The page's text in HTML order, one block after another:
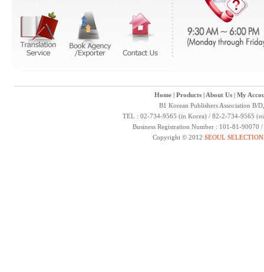
Home| Products| About Us| My
B1 Korean Publishers Association B/
TEL : 02-734-9565 (in Korea) / 82-2-734-9565
Business Registration Number : 101-81-
Copyright © 2012 SEOUL SELECTION